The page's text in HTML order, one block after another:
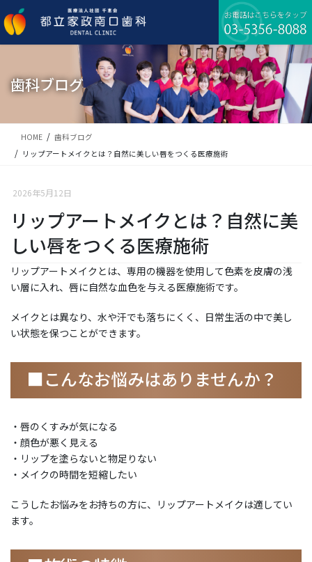
ン
テ
ビ
ゲ
移
歯科ブログ
HOME
歯科ブログ
リップアートメイクとは？自然に美しい唇をつくる医療施術
2026年5月12日
リップアートメイクとは？自然に美
しい唇をつくる医療施術
リップアートメイクとは、専用の機器を使用して色素を皮膚の浅
い層に入れ、唇に自然な血色を与える医療施術です。
メイクとは異なり、水や汗でも落ちにくく、日常生活の中で美し
い状態を保つことができます。
■こんなお悩みはありませんか？
・唇のくすみが気になる
・顔色が悪く見える
・リップを塗らないと物足りない
・メイクの時間を短縮したい
こうしたお悩みをお持ちの方に、リップアートメイクは適してい
ます。